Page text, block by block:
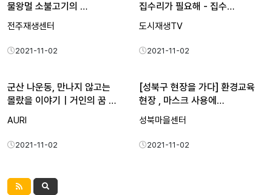
물왕멀 소불고기의 …
전주재생센터
2021-11-02
집수리가 필요해 - 집수…
도시재생TV
2021-11-02
군산 나운동, 만나지 않고는
몰랐을 이야기｜거인의 꿈 …
AURI
2021-11-02
[성북구 현장을 가다] 환경교육
현장 , 마스크 사용에…
성북마을센터
2021-11-02